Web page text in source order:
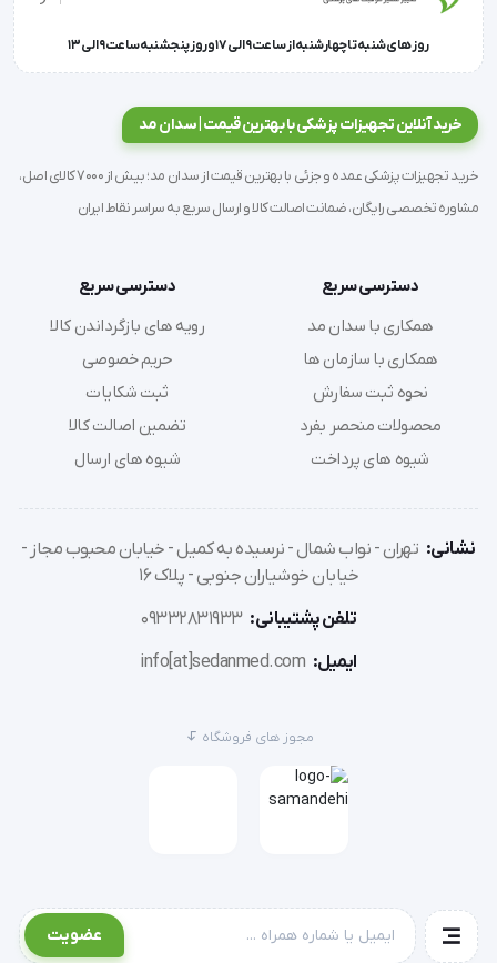
روز های شنبه تا چهارشنبه از ساعت 9 الی 17 و روز پنجشنبه ساعت 9 الی 13
خرید آنلاین تجهیزات پزشکی با بهترین قیمت | سدان مد
خرید تجهیزات پزشکی عمده و جزئی با بهترین قیمت از سدان مد؛ بیش از 7000 کالای اصل،
مشاوره تخصصی رایگان، ضمانت اصالت کالا و ارسال سریع به سراسر نقاط ایران
دسترسی سریع
همکاری با سدان مد
همکاری با سازمان ها
نحوه ثبت سفارش
محصولات منحصر بفرد
شیوه های پرداخت
دسترسی سریع
رویه های بازگرداندن کالا
حریم خصوصی
ثبت شکایات
تضمین اصالت کالا
شیوه های ارسال
نشانی: تهران - نواب شمال - نرسیده به کمیل - خیابان محبوب مجاز -
خیابان خوشیاران جنوبی - پلاک 16
تلفن پشتیبانی: 09332831933
ایمیل: info[at]sedanmed.com
مجوز های فروشگاه
عضویت